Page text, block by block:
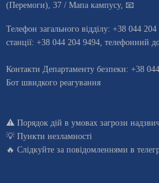
(Перемоги), 37 / Мапа кампусу, 📧
Телефон загального відділу: +38 044 204
станцiї: +38 044 204 9494, телефонний
Контакти Департаменту безпеки: +38
Бот швидкого реагування
⚠️ Порядок дій в умовах загрози
💡 Пункти незламності
🔥 Слідкуйте за повідомленнями в